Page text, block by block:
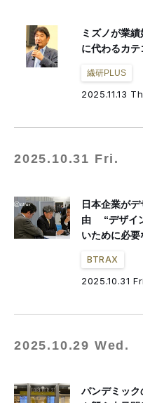
ミズノが業
に代わるカテ
繊研PLUS
2025.11.13
2025.10.31 Fri.
日本企業が
由 “デザイ
いために必要
BTRAX
2025.10.31
2025.10.29 Wed.
パンデミッ